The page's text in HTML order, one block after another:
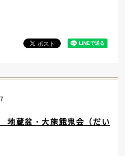
蔵盆・大施餓鬼会（だい